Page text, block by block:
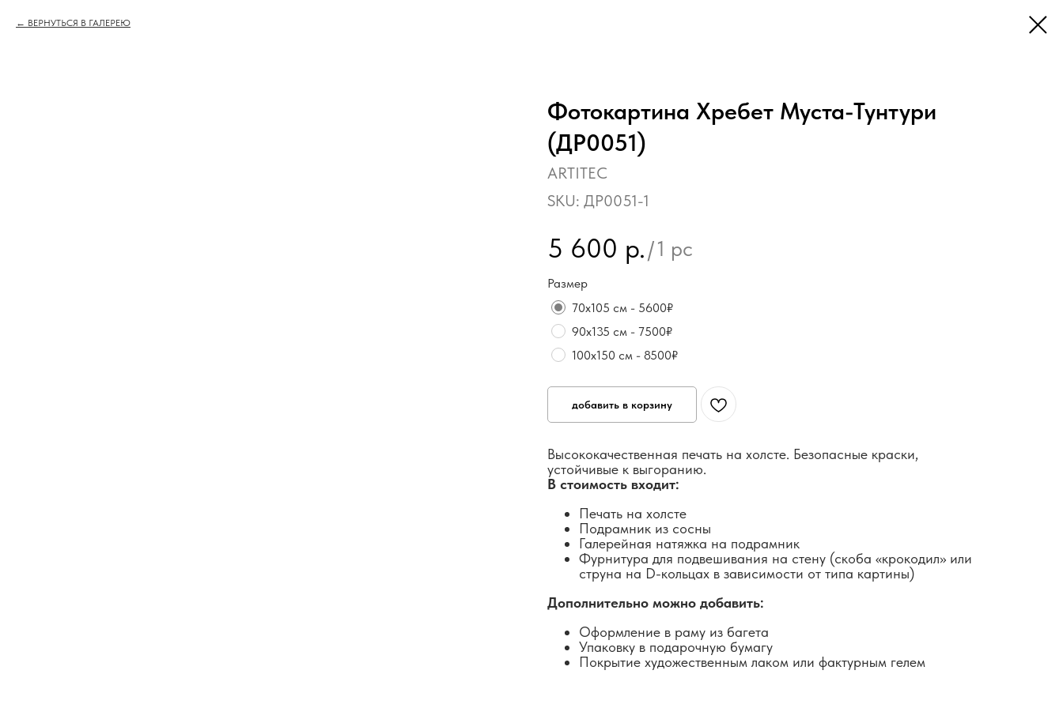
ВЕРНУТЬСЯ В ГАЛЕРЕЮ
Фотокартина Хребет Муста-Тунтури
(ДР0051)
ARTITEC
SKU: ДР0051-1
5 600 р./1 pc
Размер
70х105 см - 5600₽
90х135 см - 7500₽
100х150 см - 8500₽
добавить в корзину
Высококачественная печать на холсте. Безопасные краски,
устойчивые к выгоранию.
В стоимость входит:
Печать на холсте
Подрамник из сосны
Галерейная натяжка на подрамник
Фурнитура для подвешивания на стену (скоба «крокодил» или
струна на D-кольцах в зависимости от типа картины)
Дополнительно можно добавить:
Оформление в раму из багета
Упаковку в подарочную бумагу
Покрытие художественным лаком или фактурным гелем